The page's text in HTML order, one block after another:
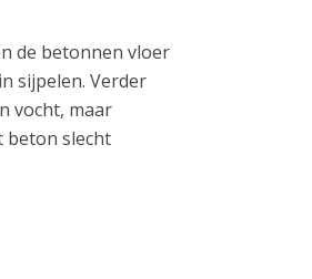
de betonnen vloer
sijpelen. Verder
vocht, maar
beton slecht